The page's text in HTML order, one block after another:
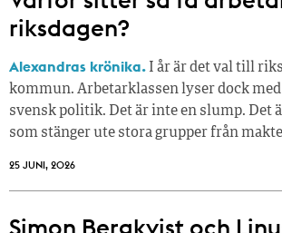
riksdagen?
Alexandras krönika. I år är det val till
kommun. Arbetarklassen lyser dock
svensk politik. Det är inte en slump. Det
som stänger ute stora grupper från
25 JUNI, 2026